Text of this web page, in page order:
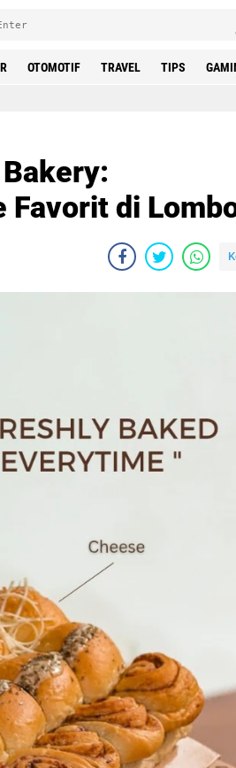
OTOMOTIF TRAVEL TIPS
Favorit di